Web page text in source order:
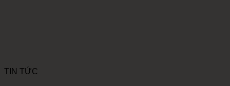
TIN TỨC